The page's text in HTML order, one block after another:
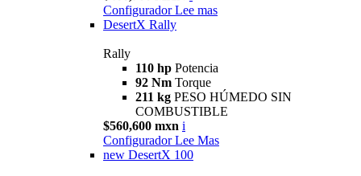
Configurador Lee mas
DesertX Rally
Rally
110 hp Potencia
92 Nm Torque
211 kg PESO HÚMEDO SIN
COMBUSTIBLE
$560,600 mxn i
Configurador Lee Mas
new DesertX 100